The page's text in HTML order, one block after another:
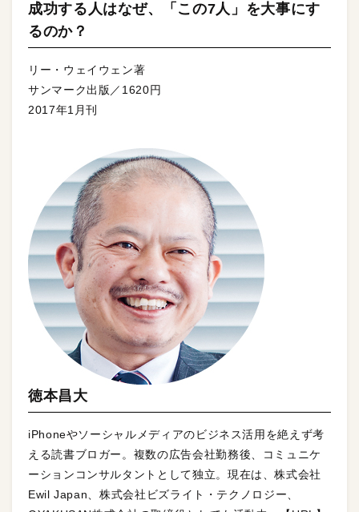
成功する人はなぜ、「この7人」を大事にす
るのか？
リー・ウェイウェン著
サンマーク出版／1620円
2017年1月刊
徳本昌大
iPhoneやソーシャルメディアのビジネス活用を絶えず考
える読書ブロガー。複数の広告会社勤務後、コミュニケ
ーションコンサルタントとして独立。現在は、株式会社
Ewil Japan、株式会社ビズライト・テクノロジー、